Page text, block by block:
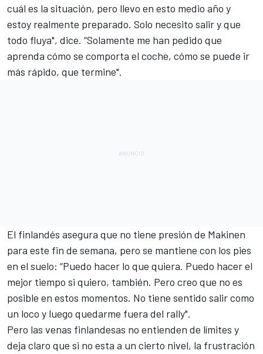
cuál es la situación, pero llevo en esto medio año y
estoy realmente preparado. Solo necesito salir y que
todo fluya", dice. “Solamente me han pedido que
aprenda cómo se comporta el coche, cómo se puede ir
más rápido, que termine".
El finlandés asegura que no tiene presión de Makinen
para este fin de semana, pero se mantiene con los pies
en el suelo: “Puedo hacer lo que quiera. Puedo hacer el
mejor tiempo si quiero, también. Pero creo que no es
posible en estos momentos. No tiene sentido salir como
un loco y luego quedarme fuera del rally".
Pero las venas finlandesas no entienden de límites y
deja claro que si no esta a un cierto nivel, la frustración